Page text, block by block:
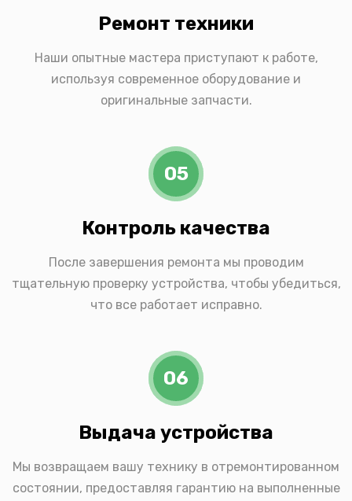
Ремонт техники
Наши опытные мастера приступают к работе,
используя современное оборудование и
оригинальные запчасти.
05
Контроль качества
После завершения ремонта мы проводим
тщательную проверку устройства, чтобы убедиться,
что все работает исправно.
06
Выдача устройства
Мы возвращаем вашу технику в отремонтированном
состоянии, предоставляя гарантию на выполненные